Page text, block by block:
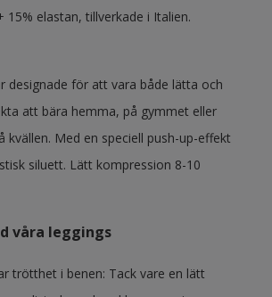
15% elastan, tillverkade i Italien.
designade för att vara både lätta och
att bära hemma, på gymmet eller
kvällen. Med en speciell push-up-effekt
siluett. Lätt kompression 8-10
våra leggings
trötthet i benen: Tack vare en lätt